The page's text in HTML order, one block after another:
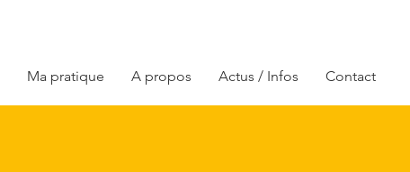
Ma pratique A propos Actus / Infos Contact